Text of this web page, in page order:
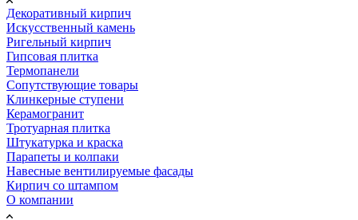
Декоративный кирпич
Искусственный камень
Ригельный кирпич
Гипсовая плитка
Термопанели
Сопутствующие товары
Клинкерные ступени
Керамогранит
Тротуарная плитка
Штукатурка и краска
Парапеты и колпаки
Навесные вентилируемые фасады
Кирпич со штампом
О компании